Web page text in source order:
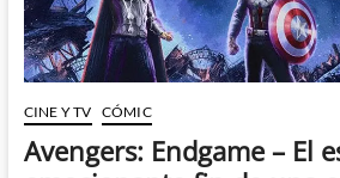
CINE Y TV CÓMIC
Avengers: Endgame – El